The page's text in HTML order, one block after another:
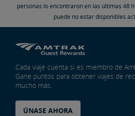
personas lo encontraron en las últimas 48
puede no estar disponibles
Cada viaje cuenta si es miembro de
Gane puntos para obtener viajes de
mucho más.
ÚNASE AHORA